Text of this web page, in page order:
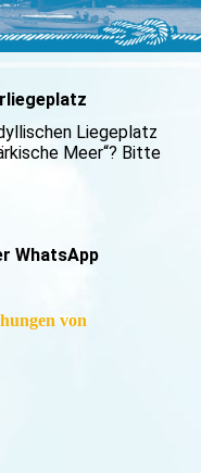
Liegeplatz
Meer“? Bitte
WhatsApp
von